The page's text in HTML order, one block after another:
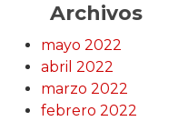
Archivos
mayo 2022
abril 2022
marzo 2022
febrero 2022